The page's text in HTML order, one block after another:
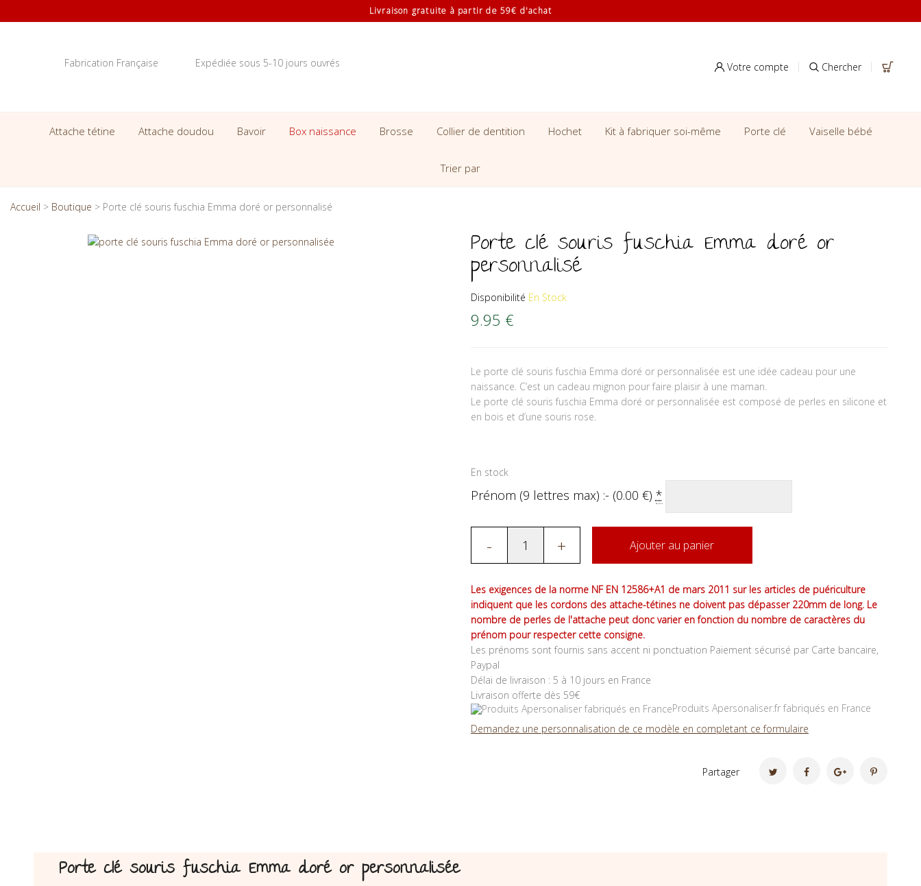
Livraison gratuite à partir de 59€ d'achat
Fabrication Française Expédiée sous 5-10 jours ouvrés Votre compte Chercher
Attache tétine Attache doudou Bavoir Box naissance Brosse Collier de dentition Hochet Kit à fabriquer soi-même Porte clé Vaiselle bébé
Trier par
Accueil > Boutique > Porte clé souris fuschia Emma doré or personnalisé
Porte clé souris fuschia Emma doré or
personnalisé
Disponibilité En Stock
9.95 €
Le porte clé souris fuschia Emma doré or personnalisée est une idée cadeau pour une
naissance. C’est un cadeau mignon pour faire plaisir à une maman.
Le porte clé souris fuschia Emma doré or personnalisée est composé de perles en silicone et
en bois et d’une souris rose.
En stock
Prénom (9 lettres max) :- (0.00 €) *
- + Ajouter au panier
Les exigences de la norme NF EN 12586+A1 de mars 2011 sur les articles de puériculture
indiquent que les cordons des attache-tétines ne doivent pas dépasser 220mm de long. Le
nombre de perles de l'attache peut donc varier en fonction du nombre de caractères du
prénom pour respecter cette consigne.
Les prénoms sont fournis sans accent ni ponctuation Paiement sécurisé par Carte bancaire,
Paypal
Délai de livraison : 5 à 10 jours en France
Livraison offerte dès 59€
Produits Apersonaliser.fr fabriqués en France
Demandez une personnalisation de ce modèle en completant ce formulaire
Partager
Porte clé souris fuschia Emma doré or personnalisée